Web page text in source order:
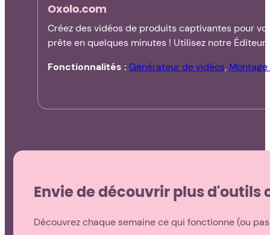
Oxolo.com
Créez des vidéos de produits captivantes pour
prête en quelques minutes ! Utilisez notre
Fonctionnalités : Générateur de vidéos,
Envie de découvrir plus d'outils
Découvrez chaque semaine ce qui fonctionne (ou